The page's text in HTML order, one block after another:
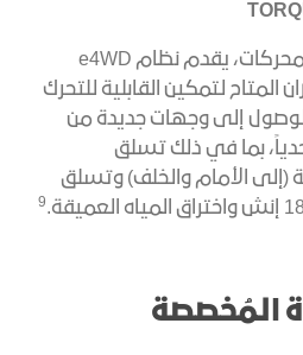
في الطرازات ذات الثلاث محركات، يقدم نظام e4WD
المتاح لتمكين القابلية للتحرك
إلى وجهات جديدة من
بما في ذلك تسلق
بزاوية 60 بالمئة (إلى الأمام والخلف) وتسلق
9
المُخصصة